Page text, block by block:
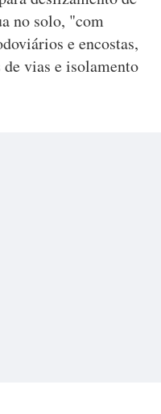
no solo, "com
e encostas,
vias e isolamento